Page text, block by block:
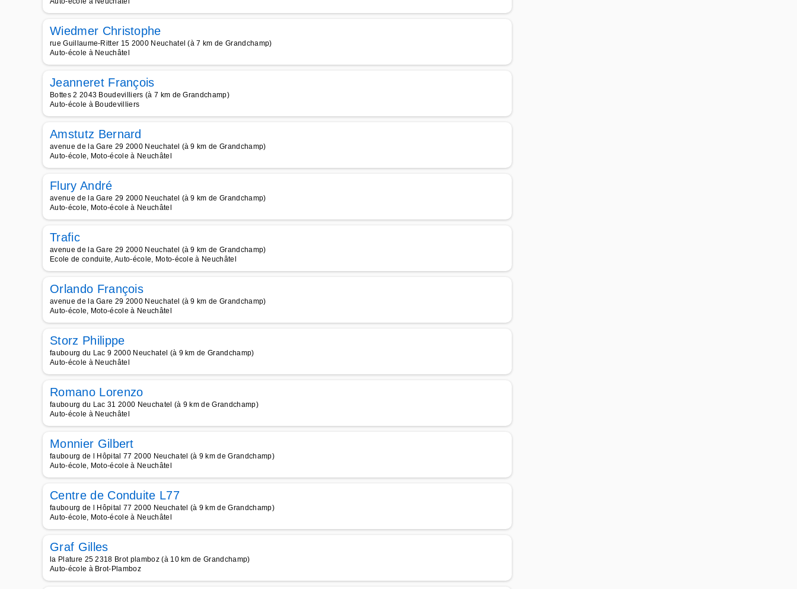
Wiedmer Christophe
rue Guillaume-Ritter 15 2000 Neuchatel (à 7 km de Grandchamp)
Auto-école à Neuchâtel
Jeanneret François
Bottes 2 2043 Boudevilliers (à 7 km de Grandchamp)
Auto-école à Boudevilliers
Amstutz Bernard
avenue de la Gare 29 2000 Neuchatel (à 9 km de Grandchamp)
Auto-école, Moto-école à Neuchâtel
Flury André
avenue de la Gare 29 2000 Neuchatel (à 9 km de Grandchamp)
Auto-école, Moto-école à Neuchâtel
Trafic
avenue de la Gare 29 2000 Neuchatel (à 9 km de Grandchamp)
Ecole de conduite, Auto-école, Moto-école à Neuchâtel
Orlando François
avenue de la Gare 29 2000 Neuchatel (à 9 km de Grandchamp)
Auto-école, Moto-école à Neuchâtel
Storz Philippe
faubourg du Lac 9 2000 Neuchatel (à 9 km de Grandchamp)
Auto-école à Neuchâtel
Romano Lorenzo
faubourg du Lac 31 2000 Neuchatel (à 9 km de Grandchamp)
Auto-école à Neuchâtel
Monnier Gilbert
faubourg de l Hôpital 77 2000 Neuchatel (à 9 km de Grandchamp)
Auto-école, Moto-école à Neuchâtel
Centre de Conduite L77
faubourg de l Hôpital 77 2000 Neuchatel (à 9 km de Grandchamp)
Auto-école, Moto-école à Neuchâtel
Graf Gilles
la Plature 25 2318 Brot plamboz (à 10 km de Grandchamp)
Auto-école à Brot-Plamboz